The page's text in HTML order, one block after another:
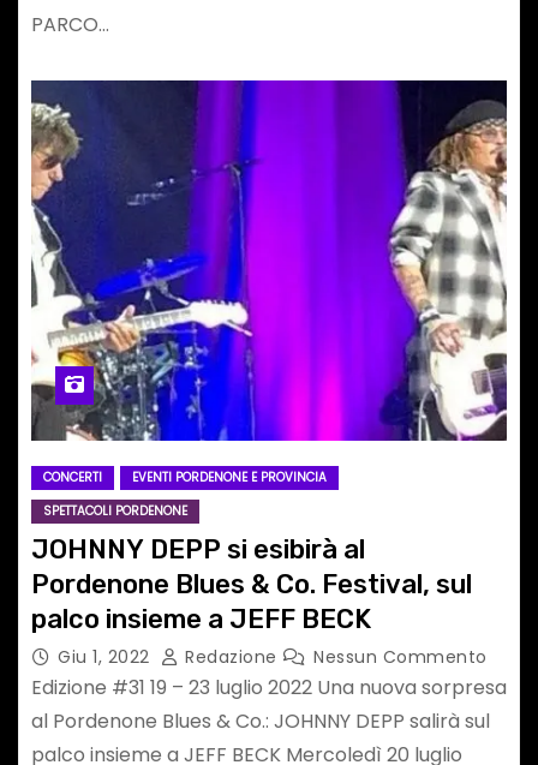
PARCO…
CONCERTI
EVENTI PORDENONE E PROVINCIA
SPETTACOLI PORDENONE
JOHNNY DEPP si esibirà al
Pordenone Blues & Co. Festival, sul
palco insieme a JEFF BECK
Giu 1, 2022 Redazione Nessun Commento
Edizione #31 19 – 23 luglio 2022 Una nuova sorpresa
al Pordenone Blues & Co.: JOHNNY DEPP salirà sul
palco insieme a JEFF BECK Mercoledì 20 luglio